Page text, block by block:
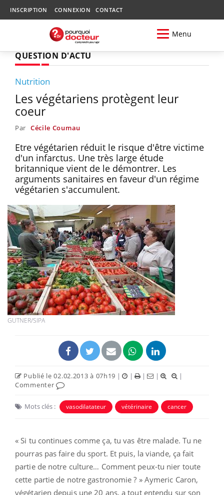
INSCRIPTION CONNEXION CONTACT
Menu
QUESTION D'ACTU
Nutrition
Les végétariens protègent leur
coeur
Par Cécile Coumau
Etre végétarien réduit le risque d'être victime
d'un infarctus. Une très large étude
britannique vient de le démontrer. Les
arguments sanitaires en faveur d'un régime
végétarien s'accumulent.
GUTNER/SIPA
Publié le 02.02.2013 à 07h19 | | | |
|
Commenter
Mots clés : vasodilatateur vétérinaire cancer
« Si tu continues comme ça, tu vas être malade. Tu ne
pourras pas faire du sport. Et puis, la viande, ça fait
partie de notre culture… Comment peux-tu nier toute
cette partie de notre gastronomie ? » Aymeric Caron,
végétarien depuis une 20 ans, a tout entendu sur son